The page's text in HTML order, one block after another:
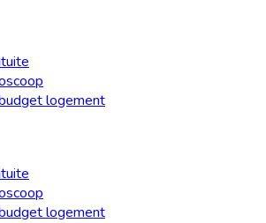
logement
logement